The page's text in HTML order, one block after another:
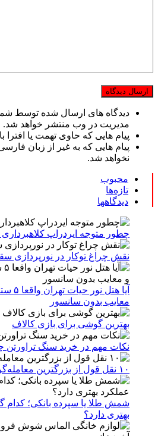
دیدگاه های ارسال شده توسط
مدیریت در وب منتشر خواهد شد.
پیام هایی که حاوی تهمت یا
پیام هایی که به غیر از زبان
نخواهد شد.
محبوب
تازه‌ها
دیدگاهها
چطور متوجه ایردراپ
نقش چراغ توکار در نورپردازی
آیا
معایب بدون سانسور
بهترین گوشی برای بازی کالاف
نکات مهم در خرید سنگ
۱۰ نقل قول از بزرگترین معامله‌گران تاریخ که باید بخوانید
شمش طلا یا سپرده بانکی؛ کدام
بهتری دارد؟